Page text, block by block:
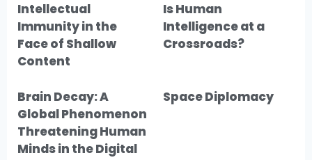
Intellectual
Immunity in the
Face of Shallow
Content
Is Human
Intelligence at a
Crossroads?
Brain Decay: A
Global Phenomenon
Threatening Human
Minds in the Digital
Space Diplomacy